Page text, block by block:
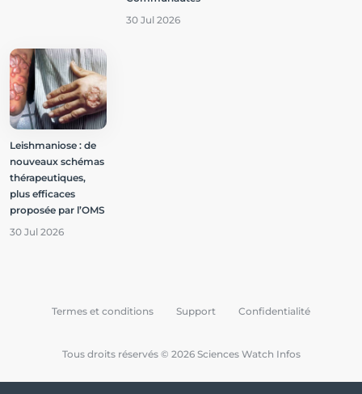
30 Jul 2026
Leishmaniose : de
nouveaux schémas
thérapeutiques,
plus efficaces
proposée par l’OMS
30 Jul 2026
Tous droits réservés © 2026 Sciences Watch Infos
Termes et conditions Support Confidentialité